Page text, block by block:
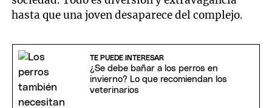
hasta que una joven desaparece del complejo.
TE PUEDE INTERESAR
¿Se debe bañar a los perros en
invierno? Lo que recomiendan los
veterinarios